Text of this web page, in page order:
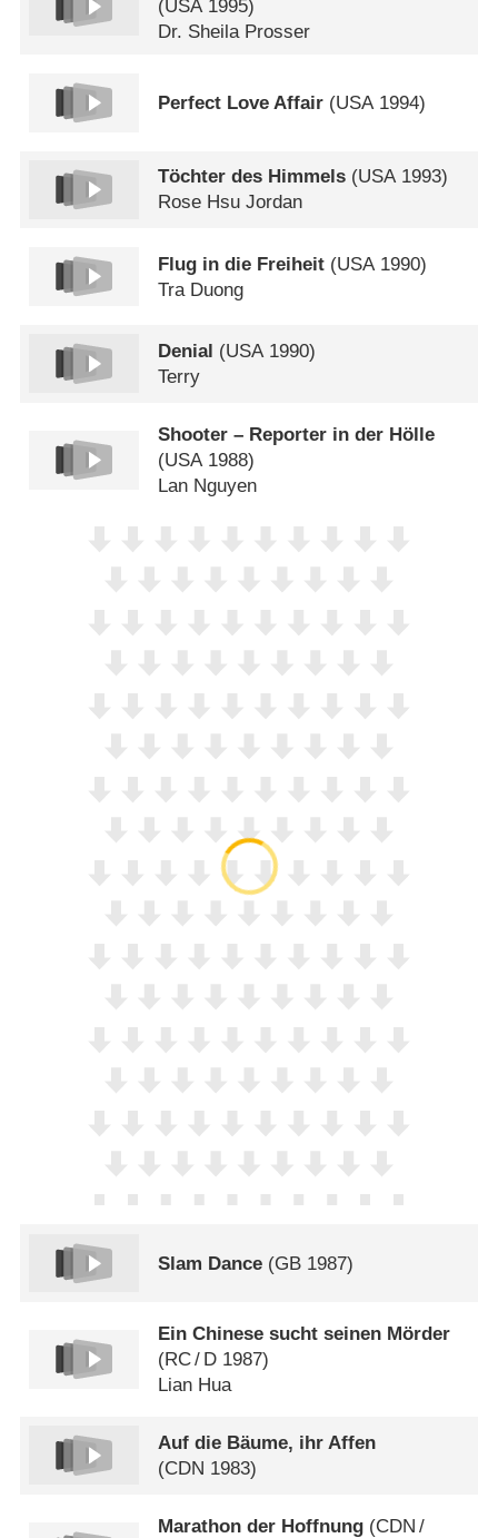
(USA1995)
Dr. Sheila Prosser
Perfect Love Affair (USA 1994)
Töchter des Himmels (USA1993)
Rose Hsu Jordan
Flug in die Freiheit (USA 1990)
Tra Duong
Denial (USA1990)
Terry
Shooter – Reporter in der Hölle
(USA 1988)
Lan Nguyen
Slam Dance (GB 1987)
Ein Chinese sucht seinen Mörder
(RC/ D 1987)
Lian Hua
Auf die Bäume, ihr Affen
(CDN 1983)
Marathon der Hoffnung (CDN /